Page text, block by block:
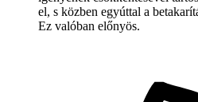
el, s közben egyúttal a
Ez valóban előnyös.